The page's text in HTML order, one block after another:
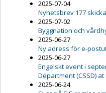
2025-07-04
Nyhetsbrev 177
2025-07-02
Byggnation och
2025-06-27
Ny adress för e-
2025-06-27
Engelskt event i
Department (CSSD)
2025-06-24